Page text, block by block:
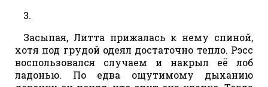
3.
Засыпая, Литта прижалась к нему спиной,
хотя под грудой одеял достаточно тепло. Рэсс
воспользовался случаем и накрыл её лоб
ладонью. По едва ощутимому дыханию